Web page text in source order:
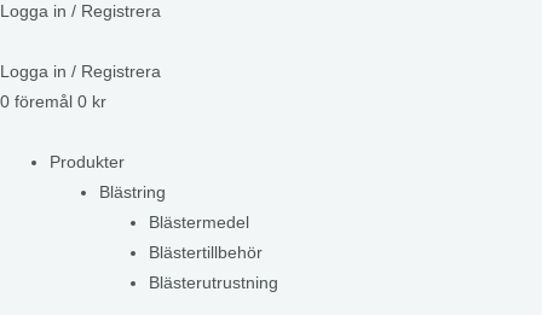
Logga in / Registrera
Logga in / Registrera
0 föremål 0 kr
Produkter
Blästring
Blästermedel
Blästertillbehör
Blästerutrustning